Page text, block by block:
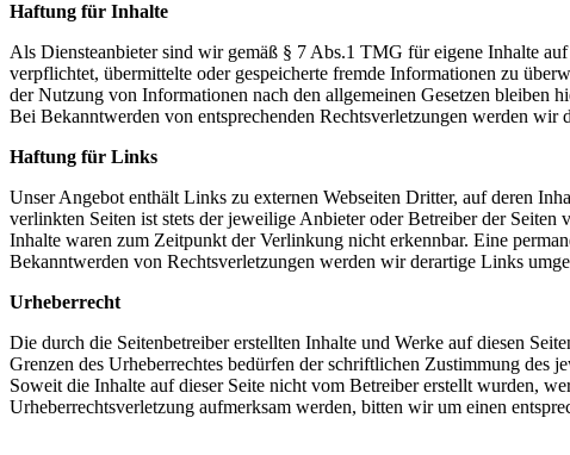
Haftung für Inhalte
Als Diensteanbieter sind wir gemäß § 7 Abs.1 TMG für eigene Inhalte
verpflichtet, übermittelte oder gespeicherte fremde Informationen zu
der Nutzung von Informationen nach den allgemeinen Gesetzen bleiben
Bei Bekanntwerden von entsprechenden Rechtsverletzungen werden wir
Haftung für Links
Unser Angebot enthält Links zu externen Webseiten Dritter, auf deren
verlinkten Seiten ist stets der jeweilige Anbieter oder Betreiber der
Inhalte waren zum Zeitpunkt der Verlinkung nicht erkennbar. Eine
Bekanntwerden von Rechtsverletzungen werden wir derartige Links
Urheberrecht
Die durch die Seitenbetreiber erstellten Inhalte und Werke auf diesen
Grenzen des Urheberrechtes bedürfen der schriftlichen Zustimmung
Soweit die Inhalte auf dieser Seite nicht vom Betreiber erstellt wurden,
Urheberrechtsverletzung aufmerksam werden, bitten wir um einen